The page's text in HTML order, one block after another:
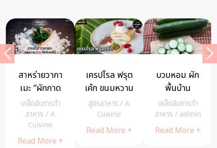
“ไก่ย่างเขา
สวนกวาง”
ตำนานความ
อร่อยของไก่
ย่างระดับ
ประเทศ – A
เคล็ดลับการทำ
อาหาร / A
Cuisine
Read More +
วิธีป้องกัน
เกลือในกระปุก
ชื้น ด้วย
ข้าวสาร
เคล็ดลับการทำ
อาหาร/A
Cuisine
แค่เขย่า…ก็ได้
ข้าวห่อ
สาหร่าย แบบ
มือโปร
เคล็ดลับการทำ
อาหาร/
cheewajitmedia